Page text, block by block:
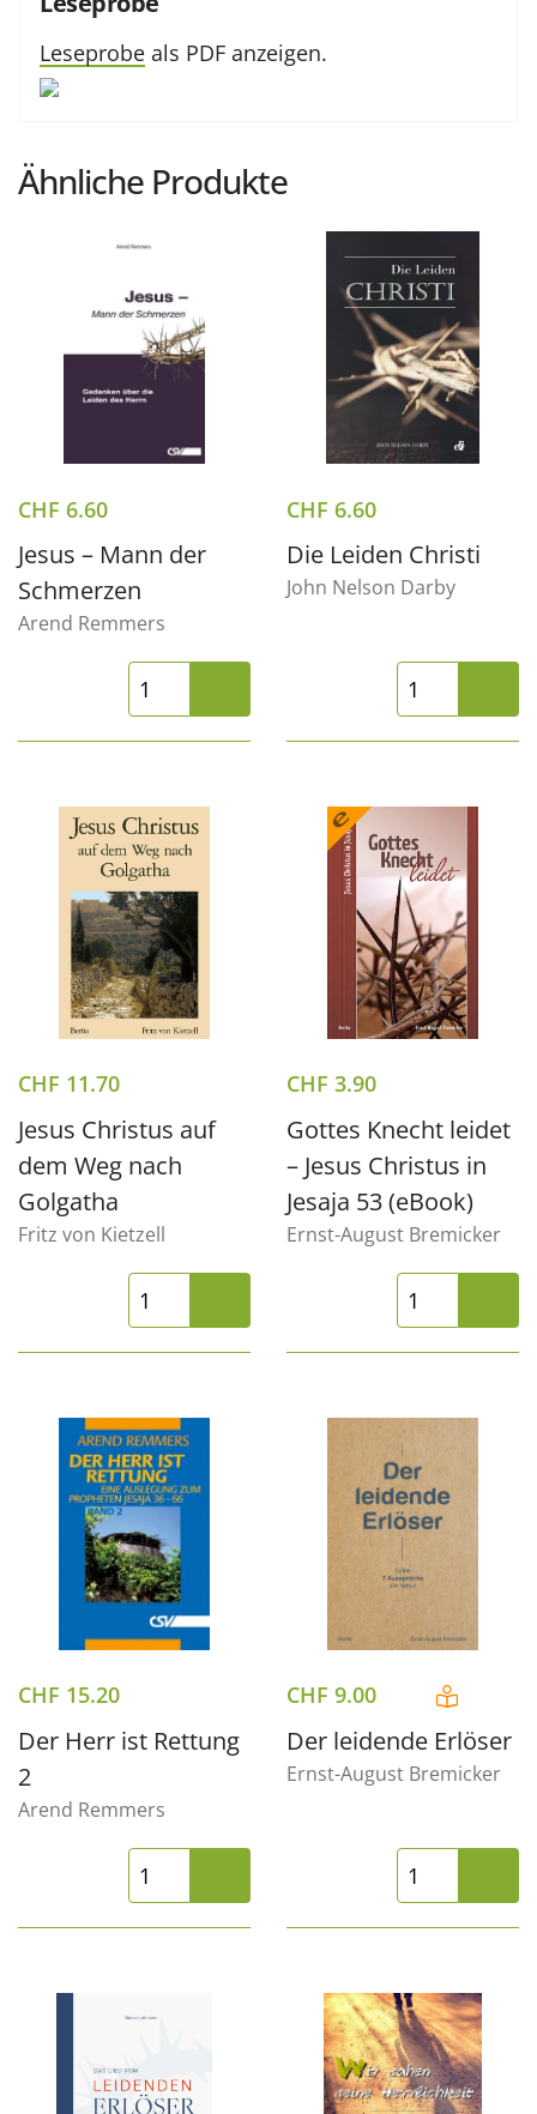
Leseprobe als PDF anzeigen.
Ähnliche Produkte
CHF 6.60
Jesus – Mann der
Schmerzen
Arend Remmers
CHF 6.60
Die Leiden Christi
John Nelson Darby
CHF 11.70
Jesus Christus auf
dem Weg nach
Golgatha
Fritz von Kietzell
CHF 3.90
Gottes Knecht leidet
– Jesus Christus in
Jesaja 53 (eBook)
Ernst-August Bremicker
CHF 15.20
Der Herr ist Rettung
2
Arend Remmers
CHF 9.00
Der leidende Erlöser
Ernst-August Bremicker